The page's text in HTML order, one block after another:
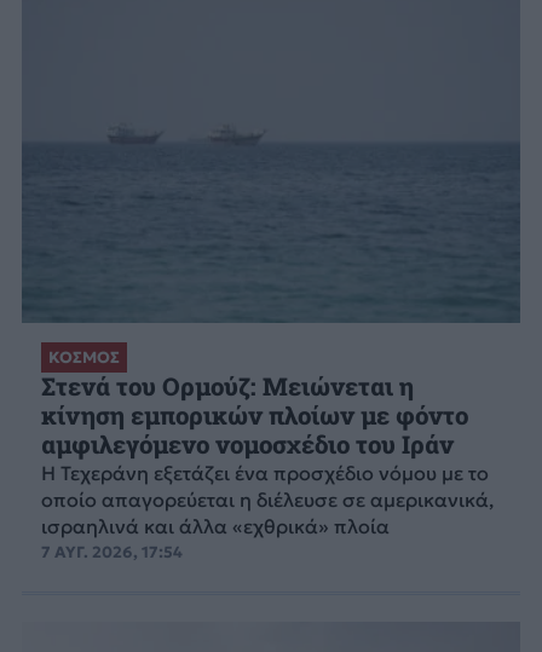
ΚΟΣΜΟΣ
Στενά του Ορμούζ: Μειώνεται η
κίνηση εμπορικών πλοίων με φόντο
αμφιλεγόμενο νομοσχέδιο του Ιράν
Η Τεχεράνη εξετάζει ένα προσχέδιο νόμου με το
οποίο απαγορεύεται η διέλευσε σε αμερικανικά,
ισραηλινά και άλλα «εχθρικά» πλοία
7 ΑΥΓ. 2026, 17:54